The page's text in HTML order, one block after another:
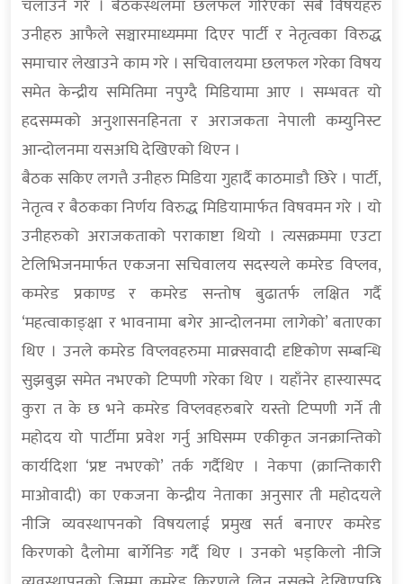
चलाउने गरे । बैठकस्थलमा छलफल गरिएका सबै विषयहरु
उनीहरु आफैले सञ्चारमाध्यममा दिएर पार्टी र नेतृत्वका विरुद्ध
समाचार लेखाउने काम गरे । सचिवालयमा छलफल गरेका विषय
समेत केन्द्रीय समितिमा नपुग्दै मिडियामा आए । सम्भवतः यो
हदसम्मको अनुशासनहिनता र अराजकता नेपाली कम्युनिस्ट
आन्दोलनमा यसअघि देखिएको थिएन ।
बैठक सकिए लगत्तै उनीहरु मिडिया गुहार्दै काठमाडौ छिरे । पार्टी,
नेतृत्व र बैठकका निर्णय विरुद्ध मिडियामार्फत विषवमन गरे । यो
उनीहरुको अराजकताको पराकाष्टा थियो । त्यसक्रममा एउटा
टेलिभिजनमार्फत एकजना सचिवालय सदस्यले कमरेड विप्लव,
कमरेड प्रकाण्ड र कमरेड सन्तोष बुढातर्फ लक्षित गर्दै
‘महत्वाकाङ्क्षा र भावनामा बगेर आन्दोलनमा लागेको’ बताएका
थिए । उनले कमरेड विप्लवहरुमा माक्र्सवादी दृष्टिकोण सम्बन्धि
सुझबुझ समेत नभएको टिप्पणी गरेका थिए । यहाँनेर हास्यास्पद
कुरा त के छ भने कमरेड विप्लवहरुबारे यस्तो टिप्पणी गर्ने ती
महोदय यो पार्टीमा प्रवेश गर्नु अघिसम्म एकीकृत जनक्रान्तिको
कार्यदिशा ‘प्रष्ट नभएको’ तर्क गर्दैथिए । नेकपा (क्रान्तिकारी
माओवादी) का एकजना केन्द्रीय नेताका अनुसार ती महोदयले
नीजि व्यवस्थापनको विषयलाई प्रमुख सर्त बनाएर कमरेड
किरणको दैलोमा बार्गेनिङ गर्दै थिए । उनको भड्किलो नीजि